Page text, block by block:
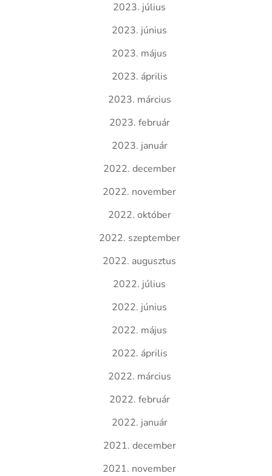
2023. július
2023. június
2023. május
2023. április
2023. március
2023. február
2023. január
2022. december
2022. november
2022. október
2022. szeptember
2022. augusztus
2022. július
2022. június
2022. május
2022. április
2022. március
2022. február
2022. január
2021. december
2021. november